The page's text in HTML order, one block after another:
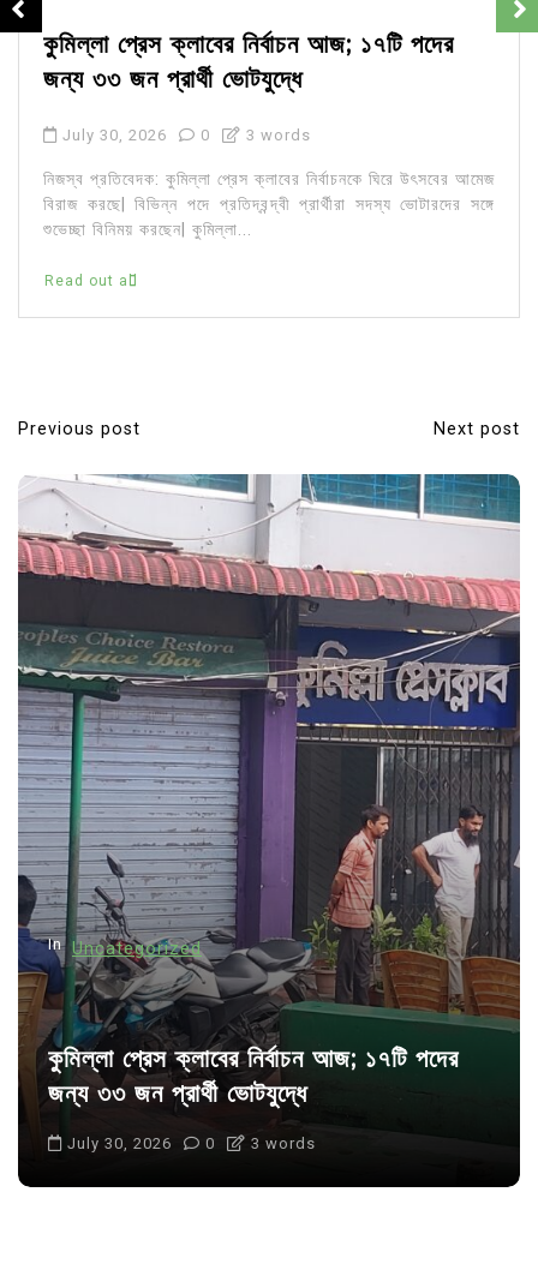
কুমিল্লা প্রেস ক্লাবের নির্বাচন আজ; ১৭টি পদের
জন্য ৩৩ জন প্রার্থী ভোটযুদ্ধে
July 30, 2026 0 3 words
নিজস্ব প্রতিবেদক: কুমিল্লা প্রেস ক্লাবের নির্বাচনকে ঘিরে উৎসবের আমেজ
বিরাজ করছে| বিভিন্ন পদে প্রতিদ্বন্দ্বী প্রার্থীরা সদস্য ভোটারদের সঙ্গে
শুভেচ্ছা বিনিময় করছেন| কুমিল্লা...
Read out all
P
o
t
a
v
i
g
a
t
i
o
n
Previous post Next post
In Uncategorized
কুমিল্লা প্রেস ক্লাবের নির্বাচন আজ; ১৭টি পদের
জন্য ৩৩ জন প্রার্থী ভোটযুদ্ধে
July 30, 2026 0 3 words